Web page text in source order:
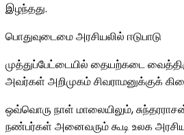
இழந்தது.
பொதுவுடைமை அரசியலில் ஈடுபாடு
முத்துப்பேட்டையில் தையற்கடை
அவர்கள் அறிமுகம் சிவராமனுக்குக்
ஒவ்வொரு நாள் மாலையிலும்,
நண்பர்கள் அனைவரும் கூடி உலக